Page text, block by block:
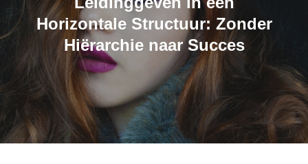
Horizontale Structuur: Zonder
Hiërarchie naar Succes